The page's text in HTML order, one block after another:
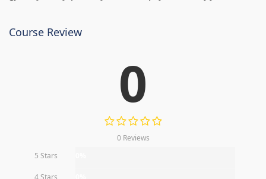
Course Review
0
0 Reviews
5 Stars
4 Stars